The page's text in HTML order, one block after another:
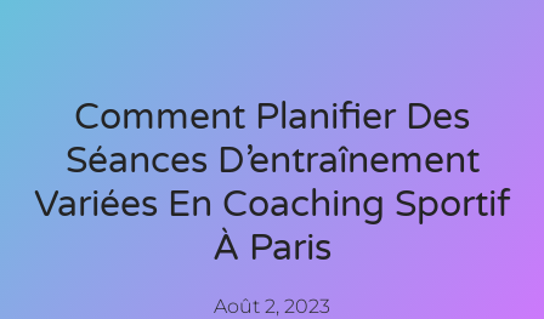
Comment Planifier Des
Séances D’entraînement
Variées En Coaching Sportif
À Paris
Août 2, 2023